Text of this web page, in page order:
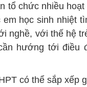
tổ chức nhiều
học sinh nhiệt
nghề, với thế hệ
hướng tới điều